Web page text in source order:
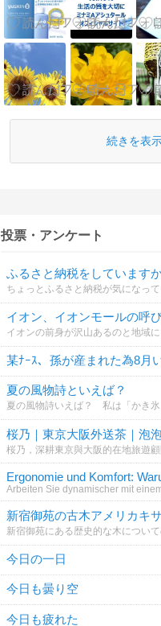
続きを表
投票・アンケート
ふるさと納税をしています
ちょっとふるさと納税が気になって
イオン、イオンモールの呼
某ﾅｰｽ、孫が産まれた為8月
夏の風物詩といえば？
新宿御苑の古木アメリカキ
今日の一日
今日も曇り空
今日も疲れた